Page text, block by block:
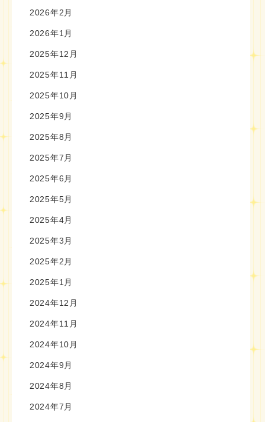
2026年2月
2026年1月
2025年12月
2025年11月
2025年10月
2025年9月
2025年8月
2025年7月
2025年6月
2025年5月
2025年4月
2025年3月
2025年2月
2025年1月
2024年12月
2024年11月
2024年10月
2024年9月
2024年8月
2024年7月